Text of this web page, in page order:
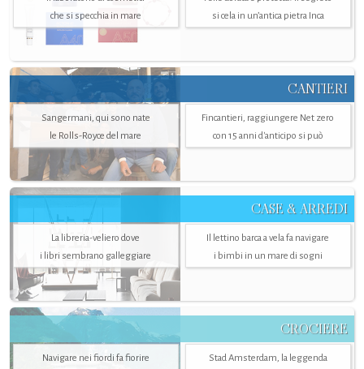
che si specchia in mare
si cela in un’antica pietra Inca
CANTIERI
Sangermani, qui sono nate
le Rolls-Royce del mare
Fincantieri, raggiungere Net zero
con 15 anni d'anticipo si può
CASE & ARREDI
La libreria-veliero dove
i libri sembrano galleggiare
Il lettino barca a vela fa navigare
i bimbi in un mare di sogni
CROCIERE
Navigare nei fiordi fa fiorire
Stad Amsterdam, la leggenda